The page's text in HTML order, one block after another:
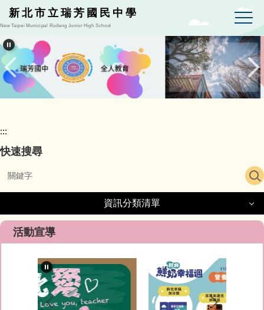
跳
到
要
內
容
區
新北市立瑞芳國民中學
New Taipei Municipal Ruifang Junior High School
:::
快速搜尋
資訊分類清單
資訊分類清單
最新消息
教師Blog
活動宣導